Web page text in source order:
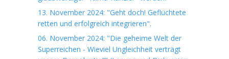
13. November 2024: "Geht doch! Geflüchtete
retten und erfolgreich integrieren".
06. November 2024: "Die geheime Welt der
Superreichen - Wieviel Ungleichheit verträgt